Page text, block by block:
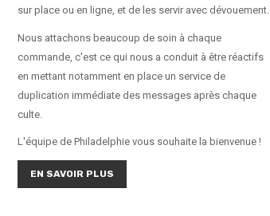
sur place ou en ligne, et de les servir avec dévouement.
Nous attachons beaucoup de soin à chaque
commande, c'est ce qui nous a conduit à être réactifs
en mettant notamment en place un service de
duplication immédiate des messages après chaque
culte.
L'équipe de Philadelphie vous souhaite la bienvenue !
EN SAVOIR PLUS